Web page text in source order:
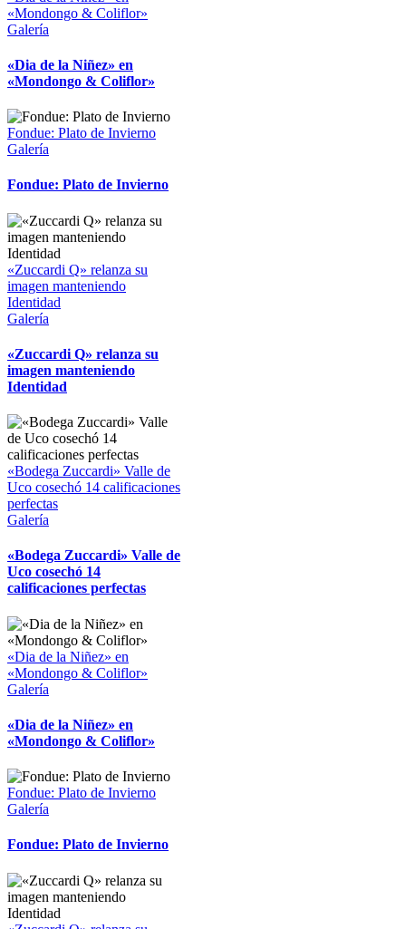
«Mondongo & Coliflor»
Galería
«Dia de la Niñez» en
«Mondongo & Coliflor»
Fondue: Plato de Invierno
Galería
Fondue: Plato de Invierno
«Zuccardi Q» relanza su
imagen manteniendo
Identidad
Galería
«Zuccardi Q» relanza su
imagen manteniendo
Identidad
«Bodega Zuccardi» Valle de
Uco cosechó 14 calificaciones
perfectas
Galería
«Bodega Zuccardi» Valle de
Uco cosechó 14
calificaciones perfectas
«Dia de la Niñez» en
«Mondongo & Coliflor»
Galería
«Dia de la Niñez» en
«Mondongo & Coliflor»
Fondue: Plato de Invierno
Galería
Fondue: Plato de Invierno